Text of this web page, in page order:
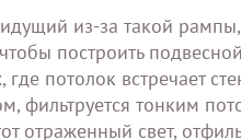
идущий из-за такой
построить
потолок встречает
фильтруется тонким
отраженный свет,